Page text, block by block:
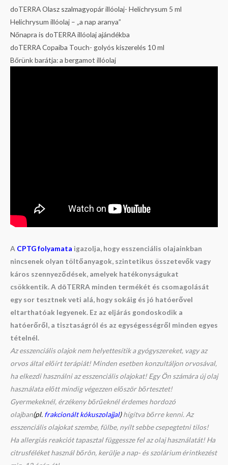
doTERRA Olasz szalmagyopár illóolaj- Helichrysum 5 ml
Helichrysum illóolaj – „a nap aranya”
Nőnapra is doTERRA illóolaj ajándékba
doTERRA Copaiba Touch- golyós kiszerelés 10 ml
Bőrünk barátja: a bergamot illóolaj
A CPTG folyamata igazolja, hogy esszenciális olajainkban
nincsenek olyan töltőanyagok, szintetikus összetevők vagy
káros szennyeződések, amelyek hatékonyságukat
csökkentik. A dōTERRA minden termékét és csomagolását
egy sor tesztnek veti alá, hogy sokáig és jó hatóerővel
eltarthatóak legyenek. Ez az eljárás gondoskodik a
hatóerőről, a tisztaságról és az egységességről minden egyes
tételnél.
Az esszenciális olajok nem helyettesítik a gyógyszereket, vagy az
orvos által előírt terápiát! Minden esetben konzultáljon orvosával,
ha elkezdi használni az esszenciális olajokat! Egy Ön számára új olaj
használata előtt mindig végezzen először bőrtesztet!
Gyermekeknél, érzékeny bőrűeknél érdemes hordozó
olajban(pl. frakcionált kókuszolajjal)hígítva bőrre kenni. Az
esszenciális olajokat szembe, fülbe, nyílt sebbe csepegtetni tilos!
Ha allergiás reakciót tapasztal függessze fel az olaj használatát! Ha
citrusféléket használ bőrön, kerülje a nap- és szolárium érintkezést